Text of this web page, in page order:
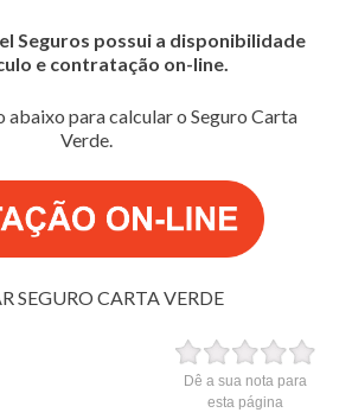
Seguros possui a disponibilidade
e contratação on-line.
abaixo para calcular o Seguro Carta
Verde.
SEGURO CARTA VERDE
Dê a sua nota para
esta página